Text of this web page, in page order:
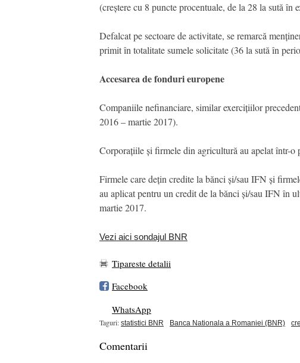
(creștere cu 8 puncte procentuale, de la 28 la sută în
Defalcat pe sectoare de activitate, se remarcă
primit în totalitate sumele solicitate (36 la sută în
Accesarea de fonduri europene
Companiile nefinanciare, similar exercițiilor
2016 – martie 2017).
Corporațiile și firmele din agricultură au apelat într-o
Firmele care dețin credite la bănci și/sau IFN și
au aplicat pentru un credit de la bănci și/sau IFN în
martie 2017.
Vezi aici sondajul BNR
Tipareste detalii
Facebook
WhatsApp
Taguri: statistici BNR Banca Nationala a Romaniei (BNR)
Comentarii